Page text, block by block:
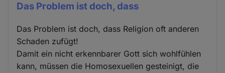
Das Problem ist doch, dass
Das Problem ist doch, dass Religion oft anderen
Schaden zufügt!
Damit ein nicht erkennbarer Gott sich wohlfühlen
kann, müssen die Homosexuellen gesteinigt, die